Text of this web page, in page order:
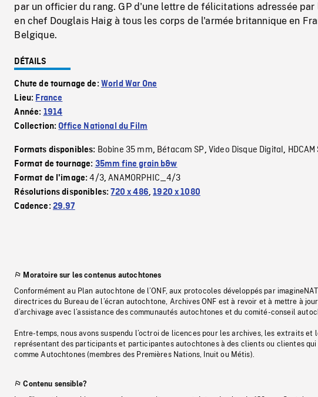
par un officier du rang. GP d'une lettre de félicitations adressée
en chef Douglais Haig à tous les corps de l'armée britannique en
Belgique.
DÉTAILS
Chute de tournage de: World War One
Lieu: France
Année: 1914
Collection:Office National du Film
Formats disponibles: Bobine 35 mm, Bétacam SP, Video Disque Digital, HDCAM
Format de tournage: 35mm fine grain b&w
Format de l'image:4/3,ANAMORPHIC_4/3
Résolutions disponibles:720 x 486,1920 x 1080
Cadence: 29.97
Moratoire sur les contenus autochtones
Conformément au Plan autochtone de l’ONF, aux protocoles développés par
directrices du Bureau de l’écran autochtone, Archives ONF est à revoir et à mettre à
d’archivage avec l’assistance des communautés autochtones et du comité-conseil
Entre-temps, nous avons suspendu l’octroi de licences pour les archives, les extraits et
représentant des participants et participantes autochtones à des clients ou clientes qui
comme Autochtones (membres des Premières Nations, Inuit ou Métis).
Contenu sensible?